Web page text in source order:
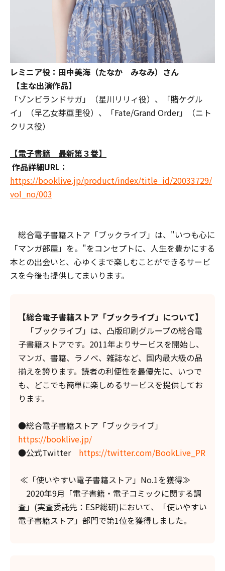
レミニア役：田中美海（たなか みなみ）さん
【主な出演作品】
「ゾンビランドサガ」（星川リリィ役）、「賭ケグル
イ」（早乙女芽亜里役）、「Fate/Grand Order」（ニト
クリス役）
【電子書籍 最新第３巻】
作品詳細URL：
https://booklive.jp/product/index/title_id/20033729/
vol_no/003
総合電子書籍ストア「ブックライブ」は、"いつも心に
「マンガ部屋」を。"をコンセプトに、人生を豊かにする
本との出会いと、心ゆくまで楽しむことができるサービ
スを今後も提供してまいります。
【総合電子書籍ストア「ブックライブ」について】
「ブックライブ」は、凸版印刷グループの総合電
子書籍ストアです。2011年よりサービスを開始し、
マンガ、書籍、ラノベ、雑誌など、国内最大級の品
揃えを誇ります。読者の利便性を最優先に、いつで
も、どこでも簡単に楽しめるサービスを提供してお
ります。
●総合電子書籍ストア「ブックライブ」
https://booklive.jp/
●公式Twitter https://twitter.com/BookLive_PR
≪「使いやすい電子書籍ストア」No.1を獲得≫
2020年9月「電子書籍・電子コミックに関する調
査」(実査委託先：ESP総研)において、「使いやすい
電子書籍ストア」部門で第1位を獲得しました。